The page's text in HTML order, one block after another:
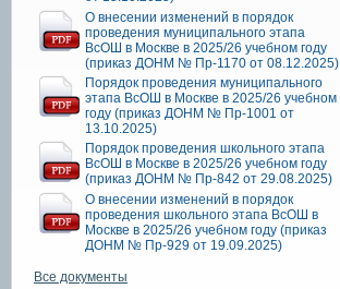
О внесении изменений в порядок
проведения муниципального этапа
ВсОШ в Москве в 2025/26 учебном году
(приказ ДОНМ № Пр-1170 от 08.12.2025)
Порядок проведения муниципального
этапа ВсОШ в Москве в 2025/26 учебном
году (приказ ДОНМ № Пр-1001 от
13.10.2025)
Порядок проведения школьного этапа
ВсОШ в Москве в 2025/26 учебном году
(приказ ДОНМ № Пр-842 от 29.08.2025)
О внесении изменений в порядок
проведения школьного этапа ВсОШ в
Москве в 2025/26 учебном году (приказ
ДОНМ № Пр-929 от 19.09.2025)
Все документы